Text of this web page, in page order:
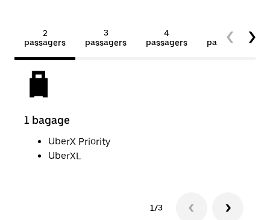
2
passagers
3
passagers
4
passagers
5+
passagers
1 bagage
UberX Priority
UberXL
1/3